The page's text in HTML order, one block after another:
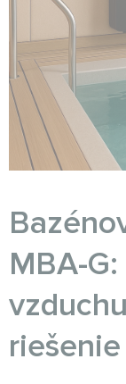
MBA-
riešenie